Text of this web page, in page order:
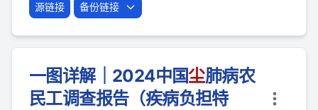
源链接 备份链接
一图详解｜2024中国尘肺病农
民工调查报告（疾病负担特